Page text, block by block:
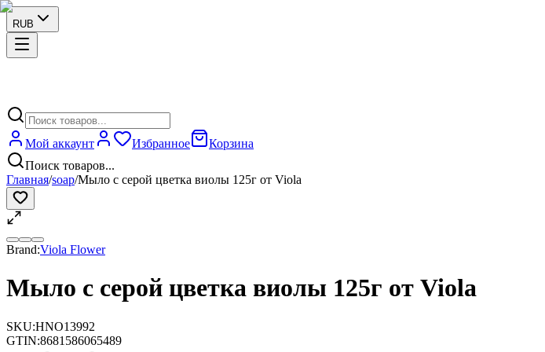
RUB
Мой аккаунт Избранное
Корзина
Поиск товаров...
Главная/soap/Мыло с серой цветка виолы 125г от Viola
Brand:Viola Flower
Мыло с серой цветка виолы 125г от Viola
SKU:HNO13992
GTIN:8681586065489